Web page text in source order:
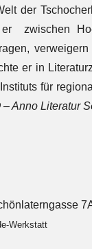
der
zwischen
er in
für
– Anno Literatur
Werkstatt